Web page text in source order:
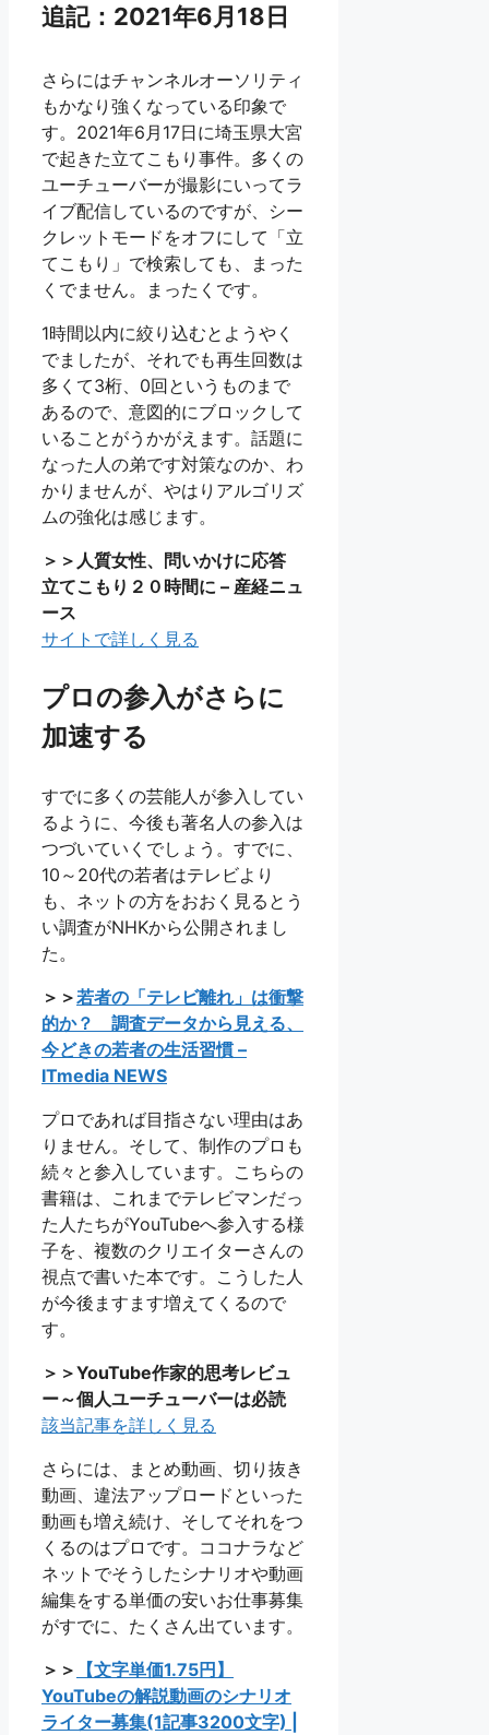
追記：2021年6月18日
さらにはチャンネルオーソリティ
もかなり強くなっている印象で
す。2021年6月17日に埼玉県大宮
で起きた立てこもり事件。多くの
ユーチューバーが撮影にいってラ
イブ配信しているのですが、シー
クレットモードをオフにして「立
てこもり」で検索しても、まった
くでません。まったくです。
1時間以内に絞り込むとようやく
でましたが、それでも再生回数は
多くて3桁、0回というものまで
あるので、意図的にブロックして
いることがうかがえます。話題に
なった人の弟です対策なのか、わ
かりませんが、やはりアルゴリズ
ムの強化は感じます。
＞＞人質女性、問いかけに応答
立てこもり２０時間に – 産経ニュ
ース
サイトで詳しく見る
プロの参入がさらに
加速する
すでに多くの芸能人が参入してい
るように、今後も著名人の参入は
つづいていくでしょう。すでに、
10～20代の若者はテレビより
も、ネットの方をおおく見るとう
い調査がNHKから公開されまし
た。
＞＞若者の「テレビ離れ」は衝撃
的か？ 調査データから見える、
今どきの若者の生活習慣 –
ITmedia NEWS
プロであれば目指さない理由はあ
りません。そして、制作のプロも
続々と参入しています。こちらの
書籍は、これまでテレビマンだっ
た人たちがYouTubeへ参入する様
子を、複数のクリエイターさんの
視点で書いた本です。こうした人
が今後ますます増えてくるので
す。
＞＞YouTube作家的思考レビュ
ー～個人ユーチューバーは必読
該当記事を詳しく見る
さらには、まとめ動画、切り抜き
動画、違法アップロードといった
動画も増え続け、そしてそれをつ
くるのはプロです。ココナラなど
ネットでそうしたシナリオや動画
編集をする単価の安いお仕事募集
がすでに、たくさん出ています。
＞＞
【文字単価1.75円】
YouTubeの解説動画のシナリオ
ライター募集(1記事3200文字) |